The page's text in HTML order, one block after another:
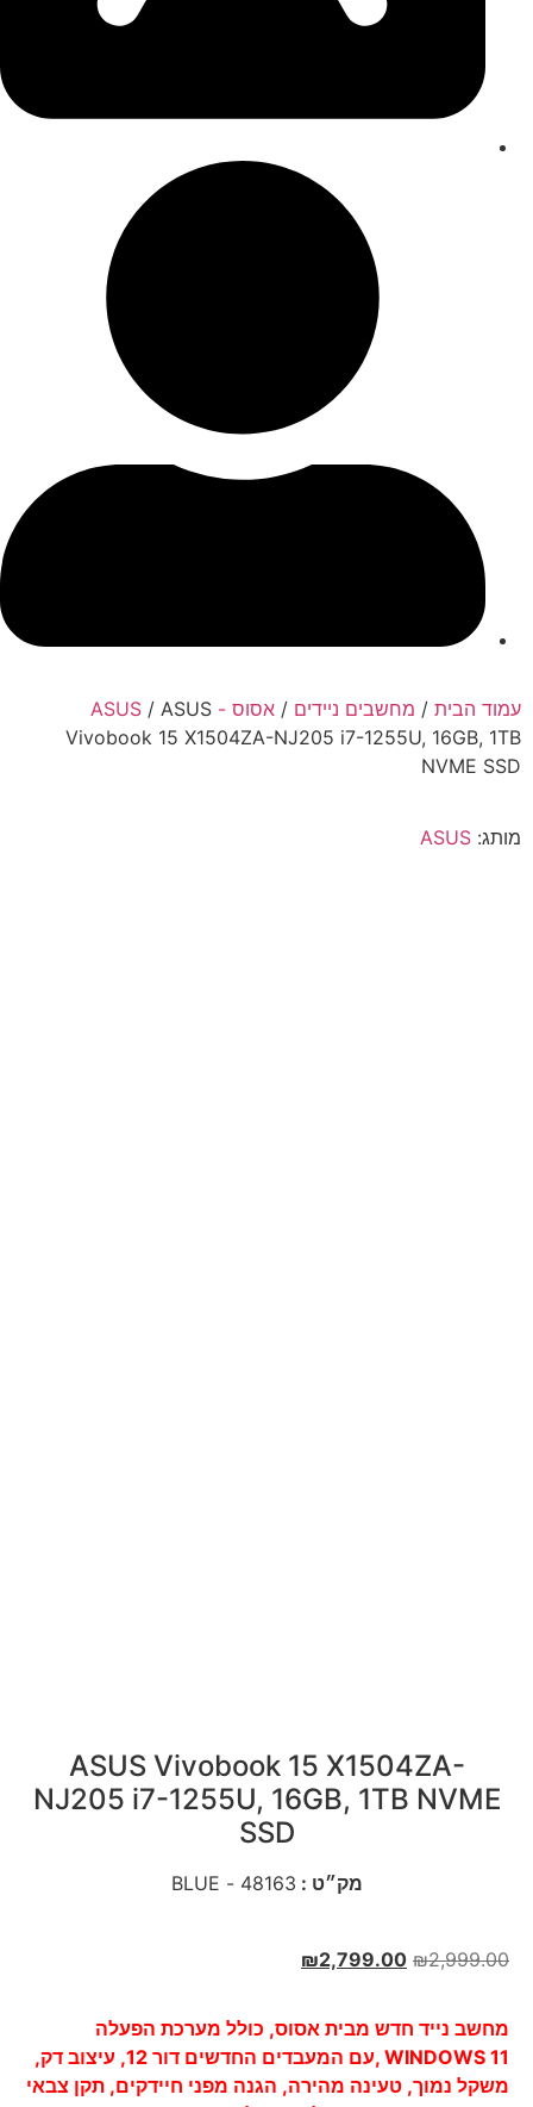
עמוד הבית / מחשבים ניידים / אסוס - ASUS / ASUS
Vivobook 15 X1504ZA-NJ205 i7-1255U, 16GB, 1TB
NVME SSD
מותג: ASUS
ASUS Vivobook 15 X1504ZA-
NJ205 i7-1255U, 16GB, 1TB NVME
SSD
מק״ט : 48163 - BLUE
₪2,999.00
₪2,799.00
מחשב נייד חדש מבית אסוס, כולל מערכת הפעלה
WINDOWS 11 ,עם המעבדים החדשים דור 12, עיצוב דק,
משקל נמוך, טעינה מהירה, הגנה מפני חיידקים, תקן צבאי